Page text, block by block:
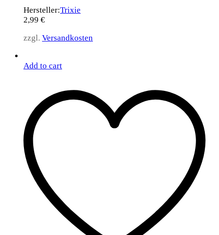
Hersteller:Trixie
2,99 €
zzgl. Versandkosten
Add to cart